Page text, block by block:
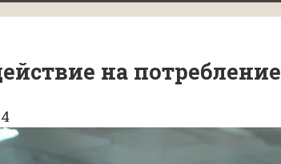
на потребление